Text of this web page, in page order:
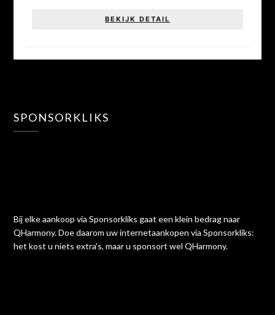
BEKIJK DETAIL
SPONSORKLIKS
Bij elke aankoop via Sponsorkliks gaat een klein bedrag naar
QHarmony. Doe daarom uw internetaankopen via Sponsorkliks:
het kost u niets extra's, maar u sponsort wel QHarmony.